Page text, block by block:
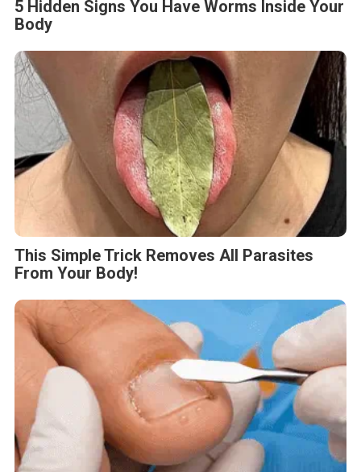
5 Hidden Signs You Have Worms Inside Your
Body
This Simple Trick Removes All Parasites
From Your Body!